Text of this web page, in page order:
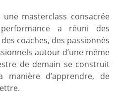
une masterclass consacrée
a réuni des
coaches, des passionnés
autour d’une même
de demain se construit
manière d’apprendre, de